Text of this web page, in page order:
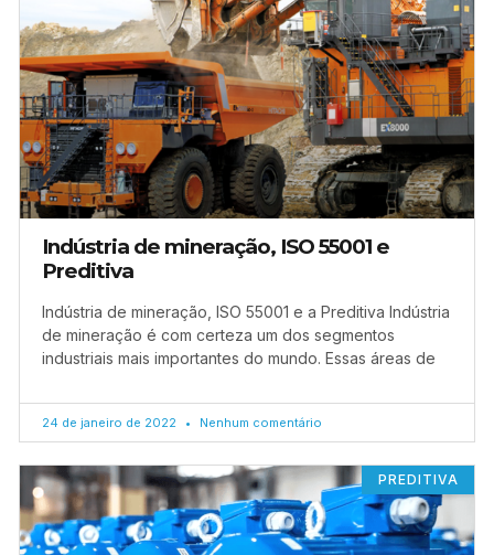
Indústria de mineração, ISO 55001 e
Preditiva
Indústria de mineração, ISO 55001 e a Preditiva Indústria
de mineração é com certeza um dos segmentos
industriais mais importantes do mundo. Essas áreas de
24 de janeiro de 2022 Nenhum comentário
PREDITIVA